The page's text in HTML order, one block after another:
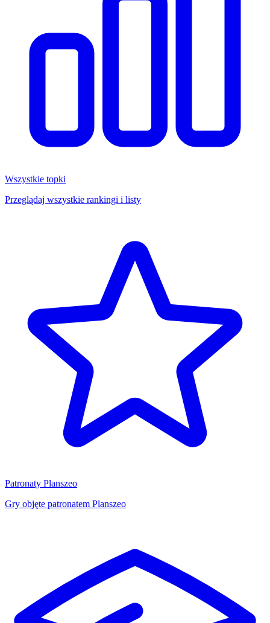
Wszystkie topki
Przeglądaj wszystkie rankingi i listy
Patronaty Planszeo
Gry objęte patronatem Planszeo